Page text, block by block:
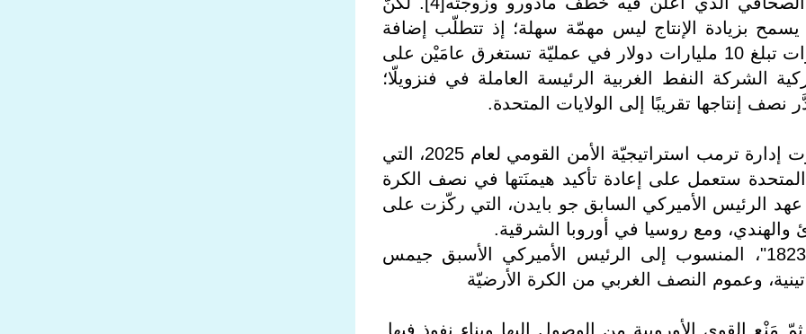
بزيادة الإنتاج ليس مهمّة سهلة؛ إذ تتطلّب إضافة
نصف مليون برميل يوميًا فقط استثمارات تبلغ 10 مليارات دولار في عمليّة تستغرق عامَيْن على
الشركة النفط الغربية الرئيسة العاملة في فنزويلّا؛
إنتاجها تقريبًا إلى الولايات المتحدة.
في تشرين الثاني/ نوفمبر 2025، أصدرَت إدارة ترمب استراتيجيّة الأمن القومي لعام 2025، التي
ستعمل على إعادة تأكيد هيمنَتها في نصف الكرة
خلافًا لاستراتيجيّة 2022 في عهد الرئيس الأميركي السابق جو بايدن، التي ركّزت على
ومع روسيا في أوروبا الشرقية.
ويستَند هذا التوجّه إلى "مبدأ مونرو 1823"، المنسوب إلى الرئيس الأميركي الأسبق جيمس
وعموم النصف الغربي من الكرة الأرضيّة
مَنْع القوى الأوروبية من الوصول إليها وبناء نفوذ فيها.